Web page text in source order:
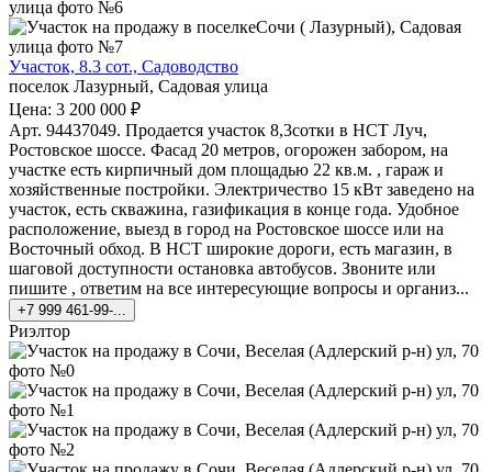
Участок, 8.3 сот., Садоводство
поселок Лазурный, Садовая улица
Цена: 3 200 000 ₽
Арт. 94437049. Продается участок 8,3сотки в НСТ Луч,
Ростовское шоссе. Фасад 20 метров, огорожен забором, на
участке есть кирпичный дом площадью 22 кв.м. , гараж и
хозяйственные постройки. Электричество 15 кВт заведено на
участок, есть скважина, газификация в конце года. Удобное
расположение, выезд в город на Ростовское шоссе или на
Восточный обход. В НСТ широкие дороги, есть магазин, в
шаговой доступности остановка автобусов. Звоните или
пишите , ответим на все интересующие вопросы и организ...
+7 999 461-99-...
Риэлтор